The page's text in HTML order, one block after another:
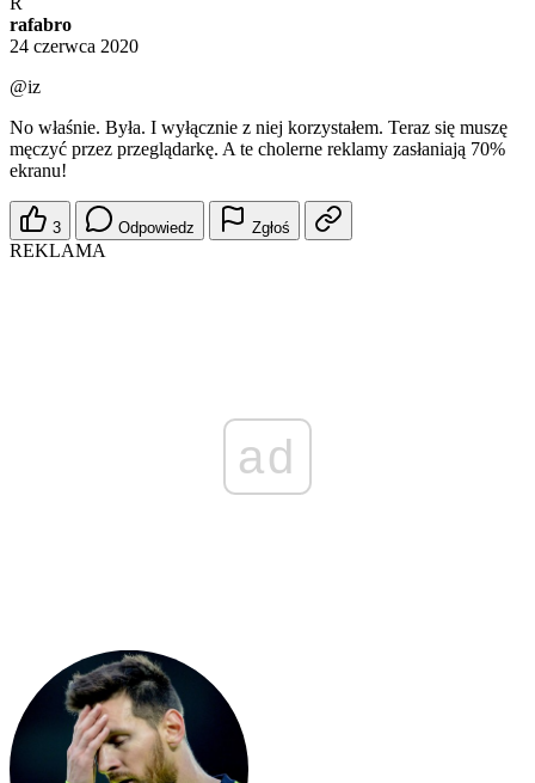
rafabro
24 czerwca 2020
@iz
No właśnie. Była. I wyłącznie z niej korzystałem. Teraz się muszę
męczyć przez przeglądarkę. A te cholerne reklamy zasłaniają 70%
ekranu!
3 Odpowiedz Zgłoś
REKLAMA
ad